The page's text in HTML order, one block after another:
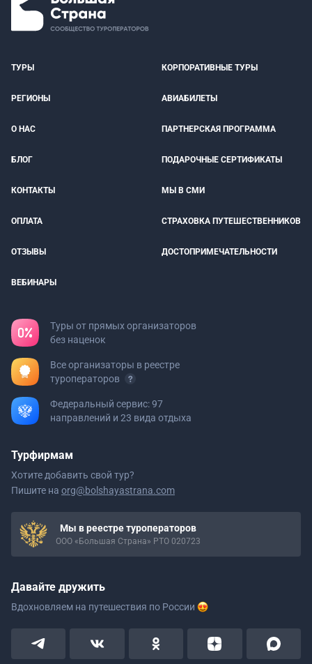
ТУРЫ КОРПОРАТИВНЫЕ ТУРЫ
РЕГИОНЫ АВИАБИЛЕТЫ
О НАС ПАРТНЕРСКАЯ ПРОГРАММА
БЛОГ ПОДАРОЧНЫЕ СЕРТИФИКАТЫ
КОНТАКТЫ МЫ В СМИ
ОПЛАТА СТРАХОВКА ПУТЕШЕСТВЕННИКОВ
ОТЗЫВЫ ДОСТОПРИМЕЧАТЕЛЬНОСТИ
ВЕБИНАРЫ
Туры от прямых организаторов
без наценок
Все организаторы в реестре
туроператоров
Федеральный сервис: 97
направлений и 23 вида отдыха
Турфирмам
Хотите добавить свой тур?
Пишите на org@bolshayastrana.com
Мы в реестре туроператоров
ООО «Большая Страна» РТО 020723
Давайте дружить
Вдохновляем на путешествия по России